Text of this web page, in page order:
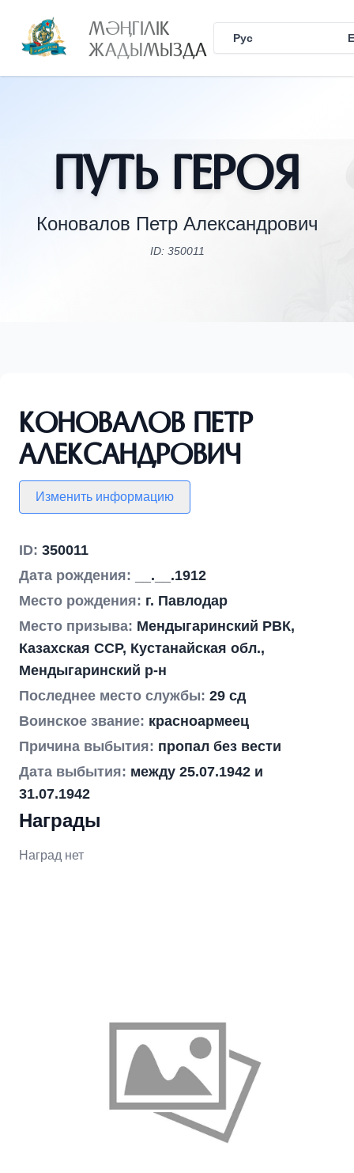
МӘҢГІЛІК
ЖАДЫМЫЗДА Рус
Путь Героя
Коновалов Петр Александрович
ID: 350011
Коновалов Петр
Александрович
Изменить информацию
ID: 350011
Дата рождения:
__.__.1912
Место рождения: г. Павлодар
Место призыва: Мендыгаринский РВК,
Казахская ССР, Кустанайская обл.,
Мендыгаринский р-н
Последнее место службы: 29 сд
Воинское звание: красноармеец
Причина выбытия: пропал без вести
Дата выбытия: между 25.07.1942 и
31.07.1942
Награды
Наград нет